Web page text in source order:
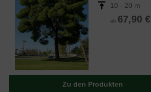
10 - 20 m
ab 67,90 €
Zu den Produkten